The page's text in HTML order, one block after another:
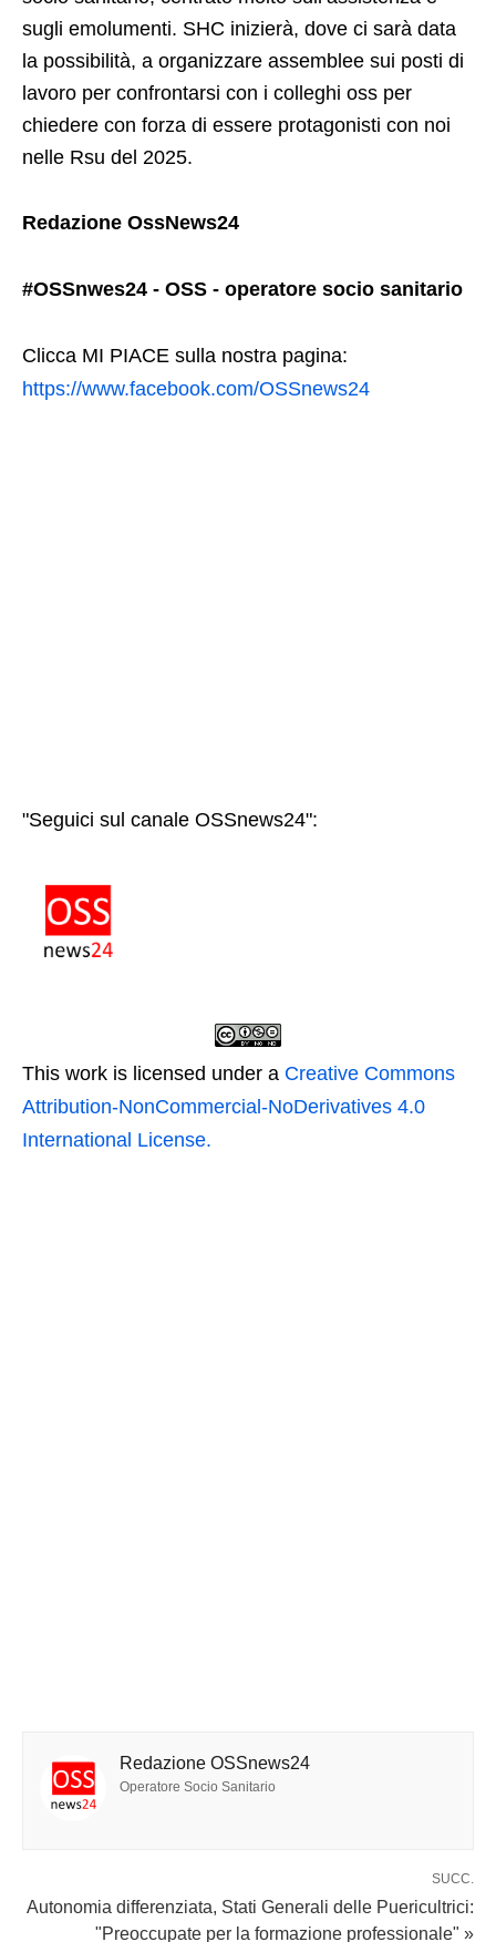
sugli emolumenti. SHC inizierà, dove ci sarà data
la possibilità, a organizzare assemblee sui posti di
lavoro per confrontarsi con i colleghi oss per
chiedere con forza di essere protagonisti con noi
nelle Rsu del 2025.
Redazione OssNews24
#OSSnwes24 - OSS - operatore socio sanitario
Clicca MI PIACE sulla nostra pagina:
https://www.facebook.com/OSSnews24
"Seguici sul canale OSSnews24":
This work is licensed under a Creative Commons
Attribution-NonCommercial-NoDerivatives 4.0
International License.
Redazione OSSnews24
Operatore Socio Sanitario
SUCC.
Autonomia differenziata, Stati Generali delle Puericultrici:
"Preoccupate per la formazione professionale" »